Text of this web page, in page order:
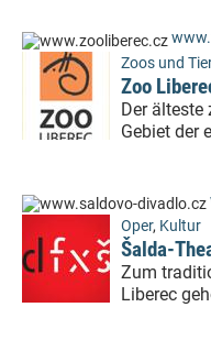
Zoos und
Zoo
Der älteste
Gebiet der
Oper, Kultur
Šalda-
Zum
Liberec